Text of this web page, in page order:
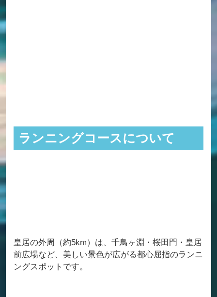
ランニングコースについて
皇居の外周（約5km）は、千鳥ヶ淵・桜田門・皇居
前広場など、美しい景色が広がる都心屈指のランニ
ングスポットです。